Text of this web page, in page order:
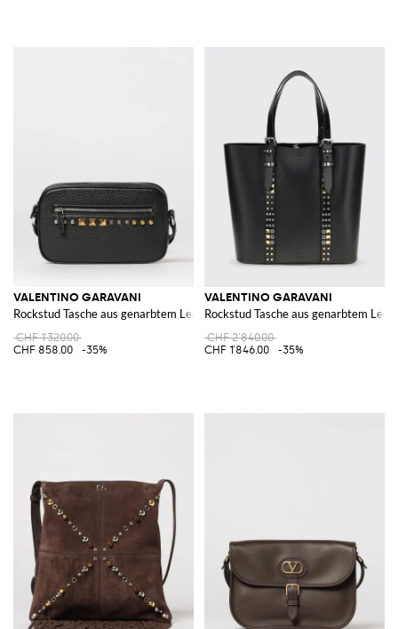
VALENTINO GARAVANI
Rockstud Tasche aus genarbtem Leder
CHF 1'320.00
CHF 858.00
-35%
VALENTINO GARAVANI
Rockstud Tasche aus genarbtem
CHF 2'840.00
CHF 1'846.00
-35%